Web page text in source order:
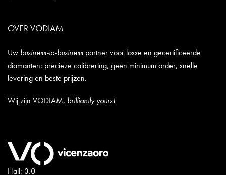
OVER VODIAM
Uw business-to-business partner voor losse en gecertificeerde
diamanten: precieze calibrering, geen minimum order, snelle
levering en beste prijzen.
Wij zijn VODIAM, brilliantly yours!
Hall: 3.0